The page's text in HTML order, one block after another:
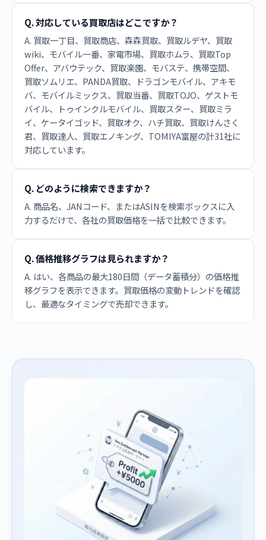
Q. 対応している買取店はどこですか？
A. 買取一丁目、買取商店、森森買取、買取ルデヤ、買取
wiki、モバイル一番、家電市場、買取ホムラ、買取Top
Offer、アバウテック、買取楽園、モバステ、携帯空間、
買取ソムリエ、PANDA買取、ドラゴンモバイル、アキモ
バ、モバイルミックス、買取当番、買取TOJO、ゲストモ
バイル、トゥインクルモバイル、買取スター、買取ミラ
イ、ケータイゴッド、買取オク、ハチ買取、買取けんさく
君、買取達人、買取エノキング、TOMIYA富屋の計31社に
対応しています。
Q. どのように検索できますか？
A. 商品名、JANコード、またはASINを検索ボックスに入
力するだけで、各社の買取価格を一括で比較できます。
Q. 価格推移グラフは見られますか？
A. はい、各商品の最大180日間（データ蓄積分）の価格推
移グラフを表示できます。買取価格の変動トレンドを確認
し、最適なタイミングで売却できます。